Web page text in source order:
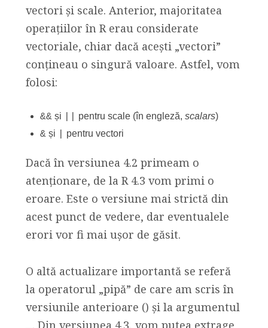
vectori și scale. Anterior, majoritatea
operațiilor în R erau considerate
vectoriale, chiar dacă acești „vectori”
conțineau o singură valoare. Astfel, vom
folosi:
&& și pentru scale (în engleză, scalars)
& și pentru vectori
Dacă în versiunea 4.2 primeam o
atenționare, de la R 4.3 vom primi o
eroare. Este o versiune mai strictă din
acest punct de vedere, dar eventualele
erori vor fi mai ușor de găsit.
O altă actualizare importantă se referă
la operatorul „pipă” de care am scris în
versiunile anterioare () și la argumentul
. Din versiunea 4.3, vom putea extrage